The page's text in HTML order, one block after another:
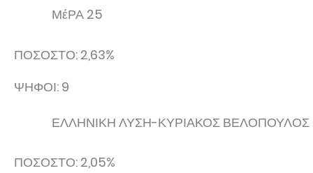
ΜέΡΑ 25
ΠΟΣΟΣΤΟ: 2,63%
ΨΗΦΟΙ: 9
ΕΛΛΗΝΙΚΗ ΛΥΣΗ-ΚΥΡΙΑΚΟΣ ΒΕΛΟΠΟΥΛΟΣ
ΠΟΣΟΣΤΟ: 2,05%